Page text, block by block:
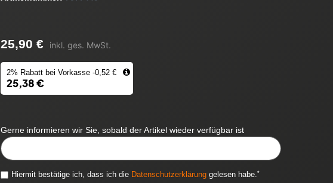
25,90 € inkl. ges. MwSt.
2% Rabatt bei Vorkasse -0,52 €
25,38 €
Gerne informieren wir Sie, sobald der Artikel wieder verfügbar ist
Hiermit bestätige ich, dass ich die Daten­schutz­erklärunggelesen habe.*